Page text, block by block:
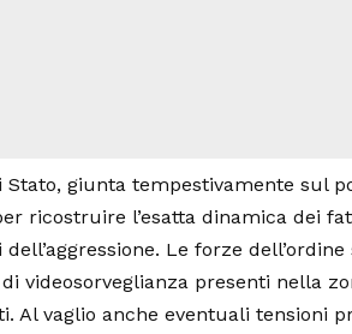
Stato, giunta tempestivamente sul
ricostruire l’esatta dinamica dei
dell’aggressione. Le forze
videosorveglianza presenti nella
Al vaglio anche eventuali tensioni